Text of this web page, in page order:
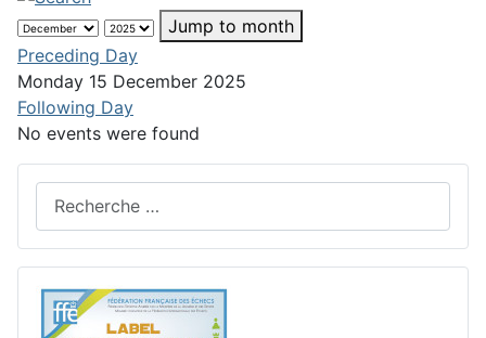
Jump to month
Preceding Day
Monday 15 December 2025
Following Day
No events were found